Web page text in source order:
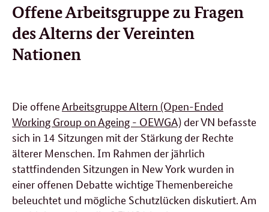
Offene Arbeitsgruppe zu Fragen
des Alterns der Vereinten
Nationen
Die offeneArbeitsgruppe Altern (Open-Ended
Working Group on Ageing - OEWGA) der VN befasste
sich in 14 Sitzungen mit der Stärkung der Rechte
älterer Menschen. Im Rahmen der jährlich
stattfindenden Sitzungen in New York wurden in
einer offenen Debatte wichtige Themenbereiche
beleuchtet und mögliche Schutzlücken diskutiert. Am